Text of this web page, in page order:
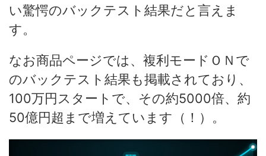
い驚愕のバックテスト結果だと言えま
す。
なお商品ページでは、複利モードＯＮで
のバックテスト結果も掲載されており、
100万円スタートで、その約5000倍、約
50億円超まで増えています（！）。